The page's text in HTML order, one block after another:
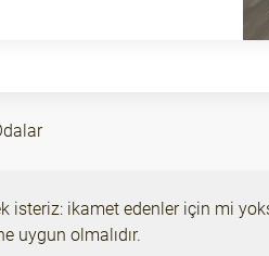
ikamet edenler için mi
uygun olmalıdır.